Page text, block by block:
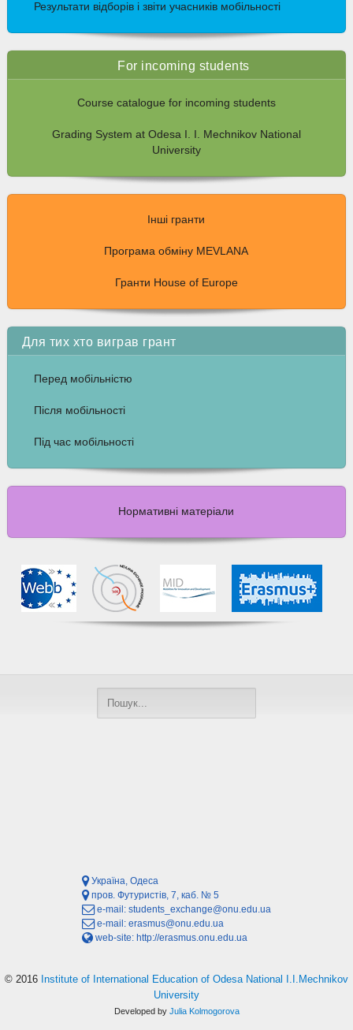
Результати відборів і звіти учасників мобільності
For incoming students
Course catalogue for incoming students
Grading System at Odesa I. I. Mechnikov National
University
Інші гранти
Програма обміну MEVLANA
Гранти House of Europe
Для тих хто виграв грант
Перед мобільністю
Після мобільності
Під час мобільності
Нормативні матеріали
Україна, Одеса
пров. Футуристів, 7, каб. № 5
e-mail: students_exchange@onu.edu.ua
e-mail: erasmus@onu.edu.ua
web-site: http://erasmus.onu.edu.ua
© 2016 Institute of International Education of Odesa National I.I.Mechnikov
University
Developed by Julia Kolmogorova